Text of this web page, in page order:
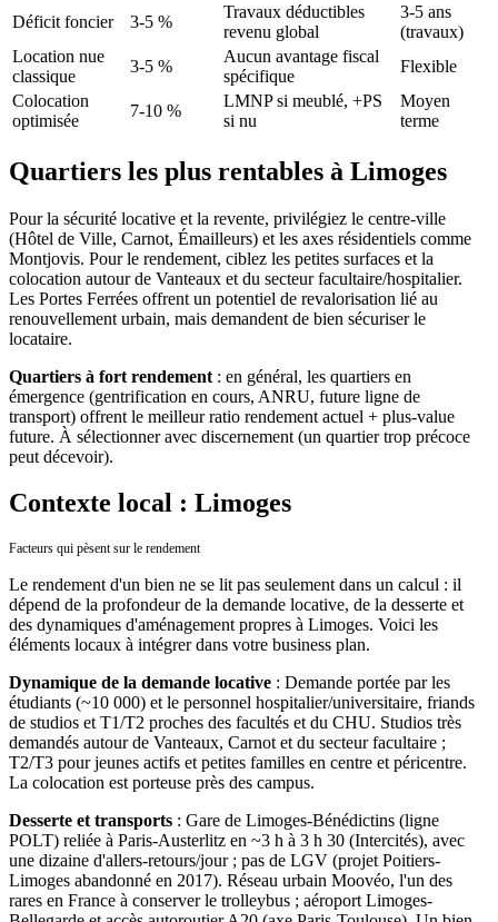
Déficit foncier 3-5 %
Travaux déductibles
revenu global
3-5 ans
(travaux)
Location nue
classique
3-5 %
Aucun avantage fiscal
spécifique
Flexible
Colocation
optimisée
7-10 %
LMNP si meublé, +PS
si nu
Moyen
terme
Quartiers les plus rentables à Limoges
Pour la sécurité locative et la revente, privilégiez le centre-ville
(Hôtel de Ville, Carnot, Émailleurs) et les axes résidentiels comme
Montjovis. Pour le rendement, ciblez les petites surfaces et la
colocation autour de Vanteaux et du secteur facultaire/hospitalier.
Les Portes Ferrées offrent un potentiel de revalorisation lié au
renouvellement urbain, mais demandent de bien sécuriser le
locataire.
Quartiers à fort rendement : en général, les quartiers en
émergence (gentrification en cours, ANRU, future ligne de
transport) offrent le meilleur ratio rendement actuel + plus-value
future. À sélectionner avec discernement (un quartier trop précoce
peut décevoir).
Contexte local : Limoges
Facteurs qui pèsent sur le rendement
Le rendement d'un bien ne se lit pas seulement dans un calcul : il
dépend de la profondeur de la demande locative, de la desserte et
des dynamiques d'aménagement propres à Limoges. Voici les
éléments locaux à intégrer dans votre business plan.
Dynamique de la demande locative : Demande portée par les
étudiants (~10 000) et le personnel hospitalier/universitaire, friands
de studios et T1/T2 proches des facultés et du CHU. Studios très
demandés autour de Vanteaux, Carnot et du secteur facultaire ;
T2/T3 pour jeunes actifs et petites familles en centre et péricentre.
La colocation est porteuse près des campus.
Desserte et transports : Gare de Limoges-Bénédictins (ligne
POLT) reliée à Paris-Austerlitz en ~3 h à 3 h 30 (Intercités), avec
une dizaine d'allers-retours/jour ; pas de LGV (projet Poitiers-
Limoges abandonné en 2017). Réseau urbain Moovéo, l'un des
rares en France à conserver le trolleybus ; aéroport Limoges-